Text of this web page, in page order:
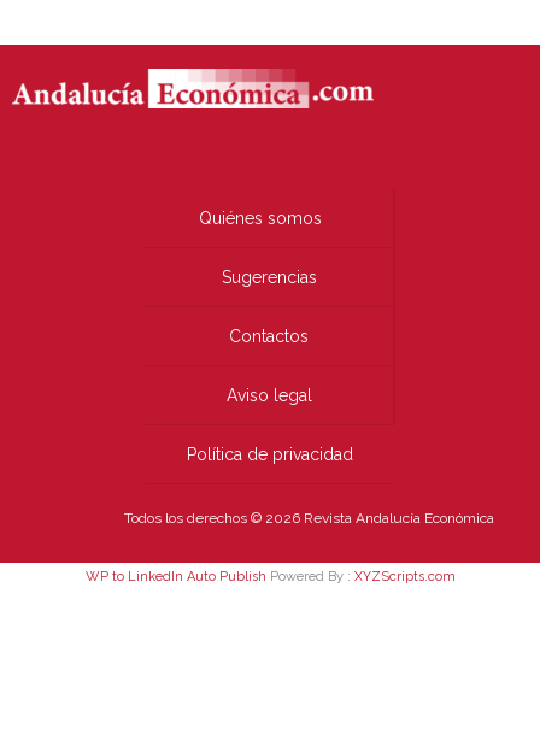
Quiénes somos
Sugerencias
Contactos
Aviso legal
Política de privacidad
Todos los derechos © 2026 Revista Andalucía Económica
WP to LinkedIn Auto Publish Powered By : XYZScripts.com